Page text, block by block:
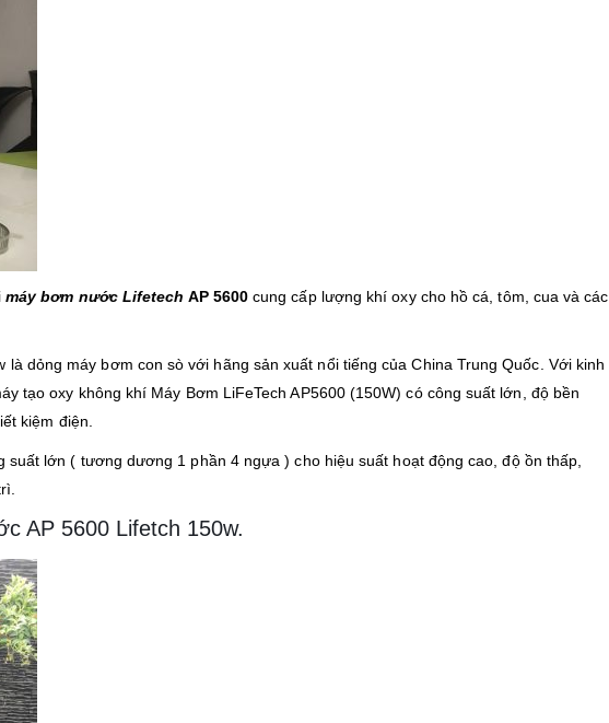
máy bơm nước Lifetech AP 5600 cung cấp lượng khí oxy cho hồ cá, tôm, cua và các
là dỏng máy bơm con sò với hãng sản xuất nổi tiếng của China Trung Quốc. Với kinh
tạo oxy không khí Máy Bơm LiFeTech AP5600 (150W) có công suất lớn, độ bền
kiệm điện.
suất lớn ( tương dương 1 phần 4 ngựa ) cho hiệu suất hoạt động cao, độ ồn thấp,
AP 5600 Lifetch 150w.